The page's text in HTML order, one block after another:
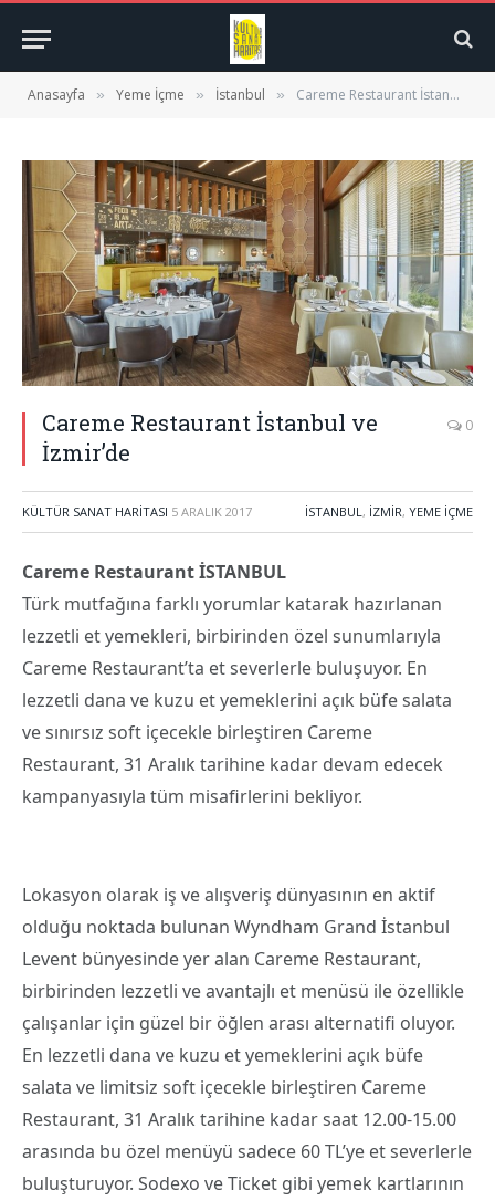
Anasayfa » Yeme İçme » İstanbul » Careme Restaurant İstanbul ve İzmir’de
Careme Restaurant İstanbul ve
İzmir’de
0
KÜLTÜR SANAT HARITASI 5 ARALIK 2017 İSTANBUL, İZMIR, YEME İÇME
Careme Restaurant İSTANBUL
Türk mutfağına farklı yorumlar katarak hazırlanan
lezzetli et yemekleri, birbirinden özel sunumlarıyla
Careme Restaurant’ta et severlerle buluşuyor. En
lezzetli dana ve kuzu et yemeklerini açık büfe salata
ve sınırsız soft içecekle birleştiren Careme
Restaurant, 31 Aralık tarihine kadar devam edecek
kampanyasıyla tüm misafirlerini bekliyor.
Lokasyon olarak iş ve alışveriş dünyasının en aktif
olduğu noktada bulunan Wyndham Grand İstanbul
Levent bünyesinde yer alan Careme Restaurant,
birbirinden lezzetli ve avantajlı et menüsü ile özellikle
çalışanlar için güzel bir öğlen arası alternatifi oluyor.
En lezzetli dana ve kuzu et yemeklerini açık büfe
salata ve limitsiz soft içecekle birleştiren Careme
Restaurant, 31 Aralık tarihine kadar saat 12.00-15.00
arasında bu özel menüyü sadece 60 TL’ye et severlerle
buluşturuyor. Sodexo ve Ticket gibi yemek kartlarının